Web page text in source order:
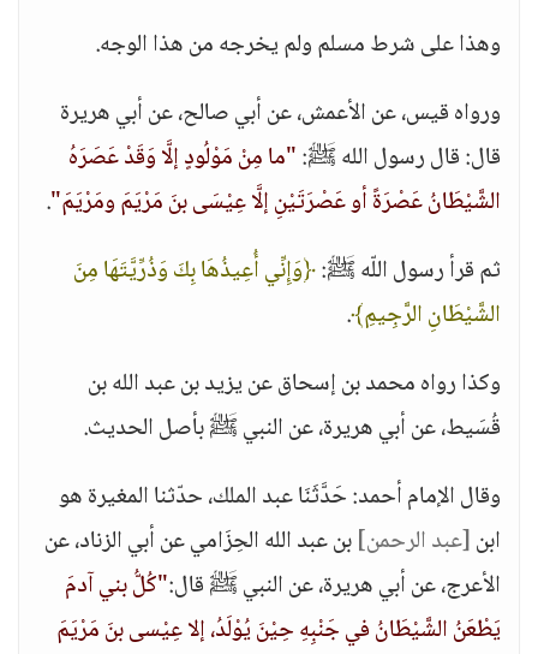
وهذا على شرط مسلم ولم يخرجه من هذا الوجه.
ورواه قيس، عن الأعمش، عن أبي صالح، عن أبي هريرة
قال: قال رسول الله ﷺ:"ما مِنْ مَوْلُودٍ إلَّا وَقَدْ عَصَرَهُ
الشَّيْطَانُ عَصْرَةً أو عَصْرَتَيْنِ إلَّا عِيْسَى بنَ مَرْيَمَ ومَرْيَمَ".
ثم قرأ رسول اللّه ﷺ:﴿وَإِنِّي أُعِيذُهَا بِكَ وَذُرِّيَّتَهَا مِنَ
الشَّيْطَانِ الرَّجِيمِ﴾.
وكذا رواه محمد بن إسحاق عن يزيد بن عبد الله بن
قُسَيط، عن أبي هريرة، عن النبي ﷺ بأصل الحديث.
وقال الإمام أحمد: حَدَّثَنَا عبد الملك، حدّثنا المغيرة هو
ابن[عبد الرحمن]بن عبد الله الحِزَامي عن أبي الزناد، عن
الأعرج، عن أبي هريرة، عن النبي ﷺ قال:"كُلُّ بني آدمَ
يَطْعَنُ الشَّيْطَانُ في جَنْبِهِ حِيْنَ يُوْلَدُ، إلا عِيْسى بنَ مَرْيَمَ